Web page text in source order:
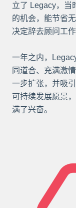
立了 Legacy，当
的机会，能节省
决定辞去顾问工
一年之内，
同道合、充满激
一步扩张，并吸
可持续发展愿景
满了兴奋。